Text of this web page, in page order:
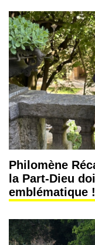
Philomène
la Part-Dieu
emblématique